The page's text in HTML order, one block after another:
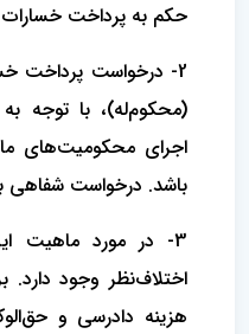
حکم به پرداخت
2- درخواست پرداخت
اجرای محکومیت‌های
باشد. درخواست شفاهی
3- در مورد ماهیت
اختلاف‌نظر وجود دارد.
هزینه دادرسی و